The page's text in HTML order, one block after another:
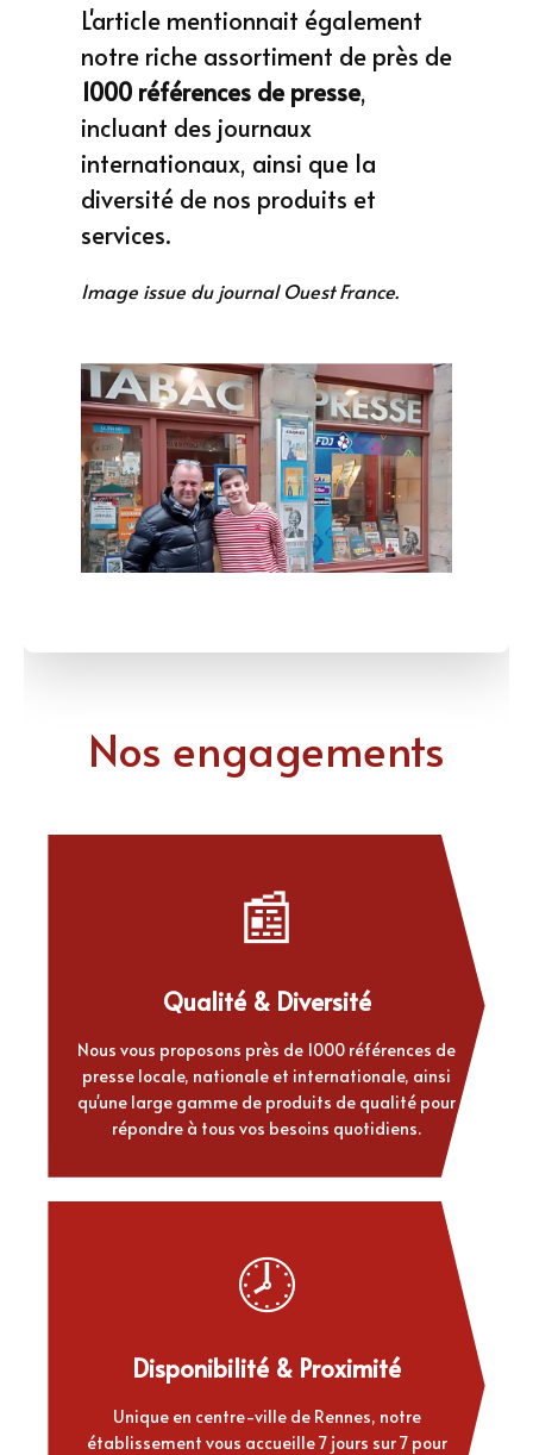
L'article mentionnait également
notre riche assortiment de près de
1000 références de presse,
incluant des journaux
internationaux, ainsi que la
diversité de nos produits et
services.
Image issue du journal Ouest France.
Nos engagements
📰
Qualité & Diversité
Nous vous proposons près de 1000 références de
presse locale, nationale et internationale, ainsi
qu'une large gamme de produits de qualité pour
répondre à tous vos besoins quotidiens.
🕗
Disponibilité & Proximité
Unique en centre-ville de Rennes, notre
établissement vous accueille 7 jours sur 7 pour